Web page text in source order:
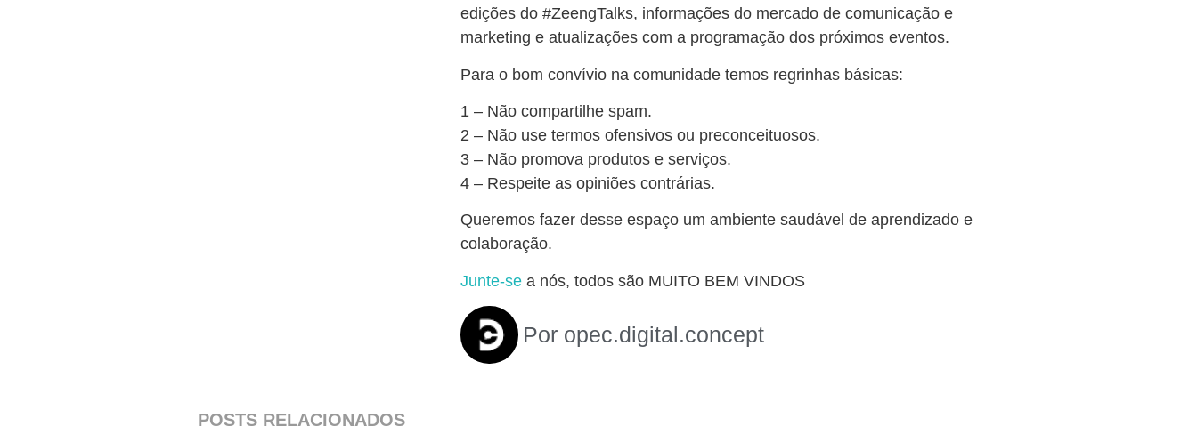
edições do #ZeengTalks, informações do mercado de comunicação e
marketing e atualizações com a programação dos próximos eventos.
Para o bom convívio na comunidade temos regrinhas básicas:
1 – Não compartilhe spam.
2 – Não use termos ofensivos ou preconceituosos.
3 – Não promova produtos e serviços.
4 – Respeite as opiniões contrárias.
Queremos fazer desse espaço um ambiente saudável de aprendizado e
colaboração.
Junte-se a nós, todos são MUITO BEM VINDOS
Por opec.digital.concept
POSTS RELACIONADOS